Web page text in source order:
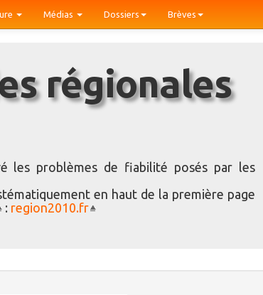
Médias Dossiers Brèves
les problèmes de fiabilité posés par les
en haut de la première page
: region2010.fr